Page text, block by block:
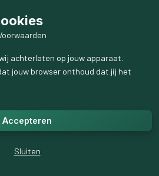
achterlaten op jouw apparaat.
jouw browser onthoud dat jij het
Accepteren
Sluiten